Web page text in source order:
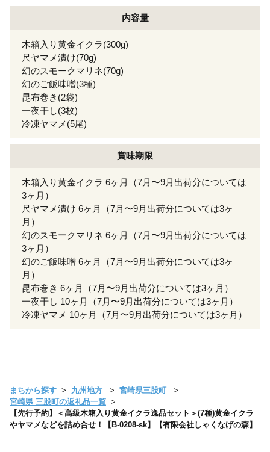
内容量
木箱入り黄金イクラ(300g)
尺ヤマメ漬け(70g)
幻のスモークマリネ(70g)
幻のご飯味噌(3種)
昆布巻き(2袋)
一夜干し(3枚)
冷凍ヤマメ(5尾)
賞味期限
木箱入り黄金イクラ 6ヶ月（7月〜9月出荷分については
3ヶ月）
尺ヤマメ漬け 6ヶ月（7月〜9月出荷分については3ヶ
月）
幻のスモークマリネ 6ヶ月（7月〜9月出荷分については
3ヶ月）
幻のご飯味噌 6ヶ月（7月〜9月出荷分については3ヶ
月）
昆布巻き 6ヶ月（7月〜9月出荷分については3ヶ月）
一夜干し 10ヶ月（7月〜9月出荷分については3ヶ月）
冷凍ヤマメ 10ヶ月（7月〜9月出荷分については3ヶ月）
まちから探す 九州地方
宮崎県三股町
宮崎県 三股町の返礼品一覧
【先行予約】＜高級木箱入り黄金イクラ逸品セット＞(7種)黄金イクラ
やヤマメなどを詰め合せ！【B-0208-sk】【有限会社しゃくなげの森】